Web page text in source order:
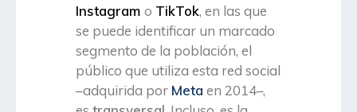
Instagram o TikTok, en las que
se puede identificar un marcado
segmento de la población, el
público que utiliza esta red social
–adquirida por Meta en 2014–,